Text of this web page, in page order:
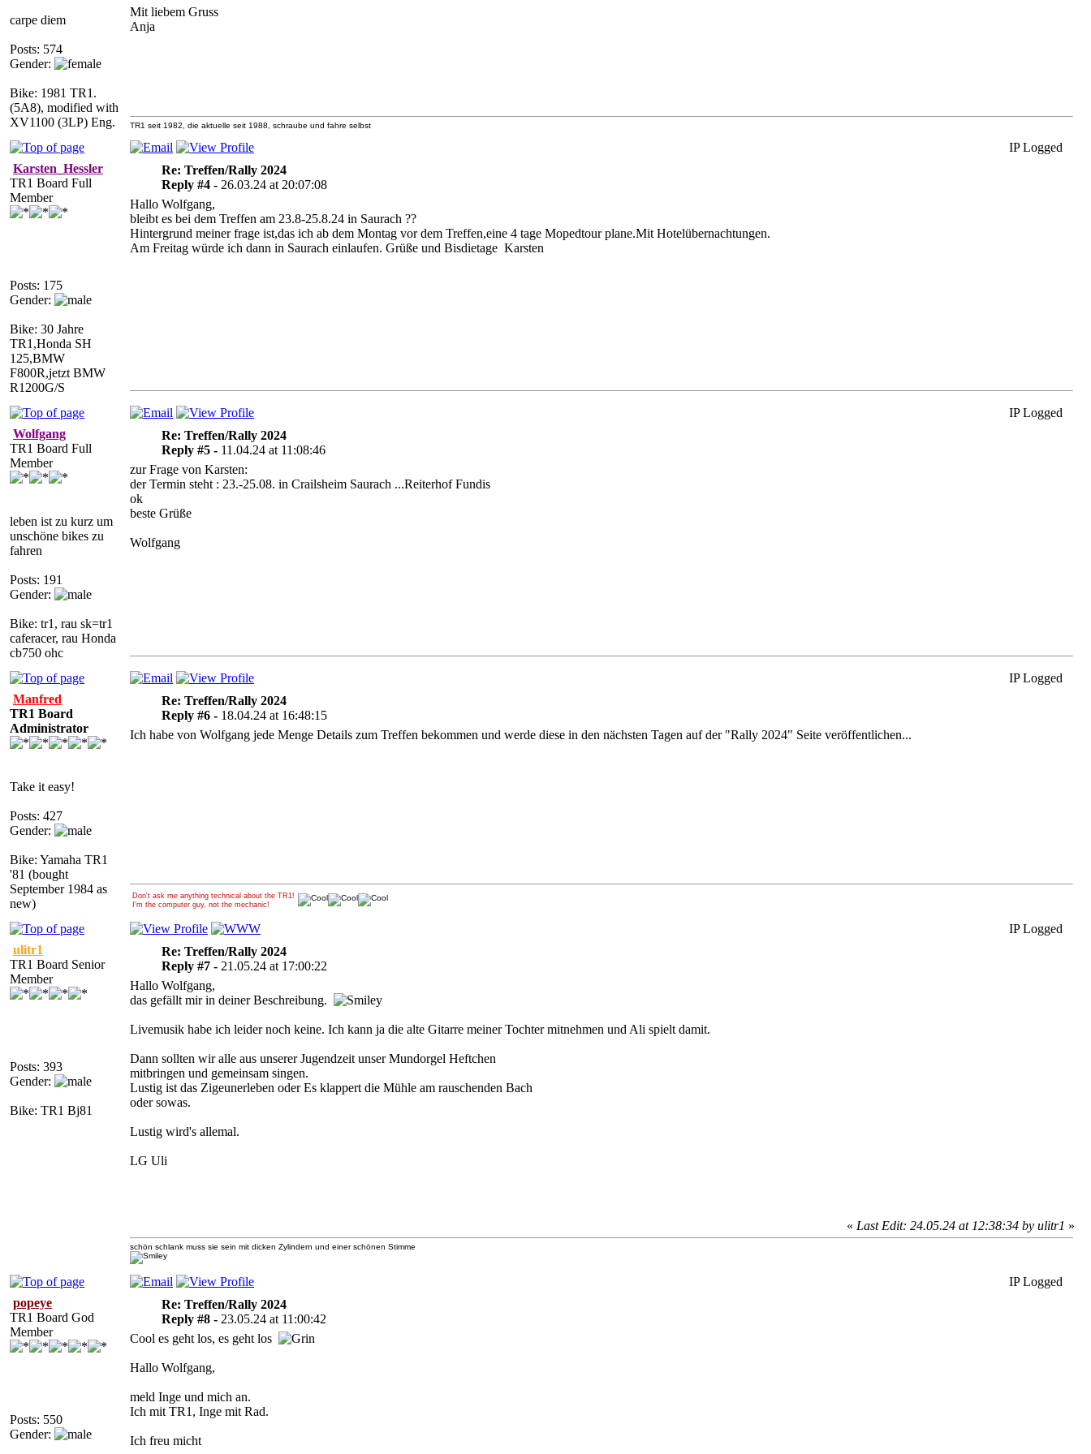
carpe diem
Posts: 574
Gender:
Bike: 1981 TR1.
(5A8), modified with
XV1100 (3LP) Eng.
Mit liebem Gruss
Anja
TR1 seit 1982, die aktuelle seit 1988, schraube und fahre selbst
IP Logged
Karsten_Hessler
TR1 Board Full
Member
Posts: 175
Gender:
Bike: 30 Jahre
TR1,Honda SH
125,BMW
F800R,jetzt BMW
R1200G/S
Re: Treffen/Rally 2024
Reply #4 - 26.03.24 at 20:07:08
Hallo Wolfgang,
bleibt es bei dem Treffen am 23.8-25.8.24 in Saurach ??
Hintergrund meiner frage ist,das ich ab dem Montag vor dem Treffen,eine 4 tage Mopedtour plane.Mit Hotelübernachtungen.
Am Freitag würde ich dann in Saurach einlaufen. Grüße und Bisdietage Karsten
IP Logged
Wolfgang
TR1 Board Full
Member
leben ist zu kurz um
unschöne bikes zu
fahren
Posts: 191
Gender:
Bike: tr1, rau sk=tr1
caferacer, rau Honda
cb750 ohc
Re: Treffen/Rally 2024
Reply #5 - 11.04.24 at 11:08:46
zur Frage von Karsten:
der Termin steht : 23.-25.08. in Crailsheim Saurach ...Reiterhof Fundis
ok
beste Grüße
Wolfgang
IP Logged
Manfred
TR1 Board
Administrator
Take it easy!
Posts: 427
Gender:
Bike: Yamaha TR1
'81 (bought
September 1984 as
new)
Re: Treffen/Rally 2024
Reply #6 - 18.04.24 at 16:48:15
Ich habe von Wolfgang jede Menge Details zum Treffen bekommen und werde diese in den nächsten Tagen auf der "Rally 2024" Seite veröffentlichen...
Don't ask me anything technical about the TR1!
I'm the computer guy, not the mechanic!
IP Logged
ulitr1
TR1 Board Senior
Member
Posts: 393
Gender:
Bike: TR1 Bj81
Re: Treffen/Rally 2024
Reply #7 - 21.05.24 at 17:00:22
Hallo Wolfgang,
das gefällt mir in deiner Beschreibung.
Livemusik habe ich leider noch keine. Ich kann ja die alte Gitarre meiner Tochter mitnehmen und Ali spielt damit.
Dann sollten wir alle aus unserer Jugendzeit unser Mundorgel Heftchen
mitbringen und gemeinsam singen.
Lustig ist das Zigeunerleben oder Es klappert die Mühle am rauschenden Bach
oder sowas.
Lustig wird's allemal.
LG Uli
« Last Edit: 24.05.24 at 12:38:34 by ulitr1 »
schön schlank muss sie sein mit dicken Zylindern und einer schönen Stimme
IP Logged
popeye
TR1 Board God
Member
Posts: 550
Gender:
Re: Treffen/Rally 2024
Reply #8 - 23.05.24 at 11:00:42
Cool es geht los, es geht los
Hallo Wolfgang,
meld Inge und mich an.
Ich mit TR1, Inge mit Rad.
Ich freu micht